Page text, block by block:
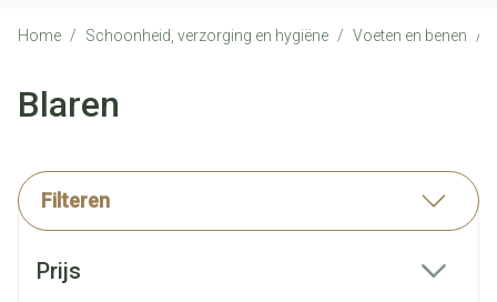
Home / Schoonheid, verzorging en hygiëne / Voeten en benen /
Blaren
Filteren
Prijs